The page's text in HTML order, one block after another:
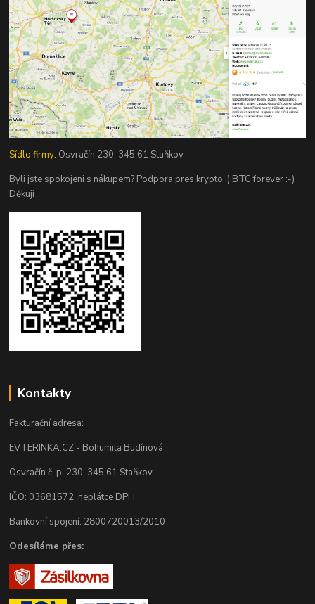
Sídlo firmy: Osvračín 230, 345 61 Staňkov
Byli jste spokojeni s nákupem? Podpora pres krypto :) BTC forever :-)
Děkuji
Kontakty
Fakturační adresa:
EVTERINKA.CZ - Bohumila Budínová
Osvračín č. p. 230, 345 61 Staňkov
IČO: 03681572, neplátce DPH
Bankovní spojení: 2800720013/2010
Odesíláme přes: